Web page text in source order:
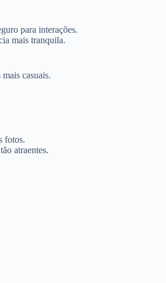
para interações.
mais tranquila.
casuais.
fotos.
atraentes.